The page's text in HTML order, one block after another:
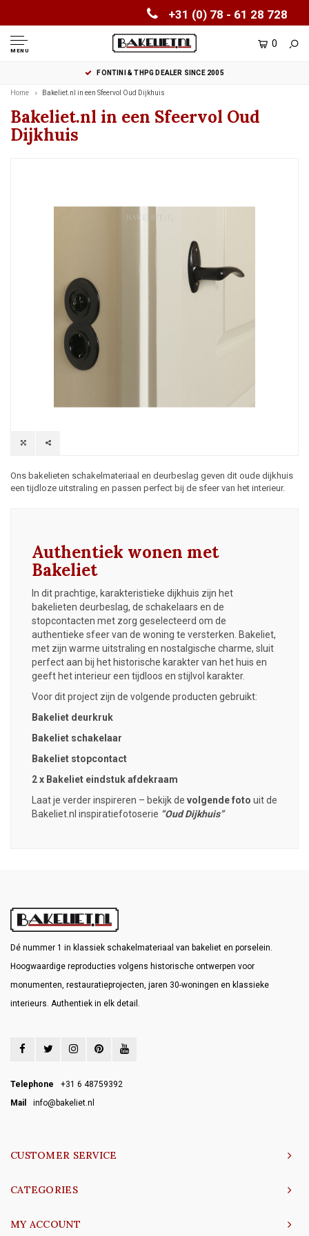
+31 (0) 78 - 61 28 728
MENU
0
FONTINI & THPG DEALER SINCE 2005
Home Bakeliet.nl in een Sfeervol Oud Dijkhuis
Bakeliet.nl in een Sfeervol Oud
Dijkhuis
Ons bakelieten schakelmateriaal en deurbeslag geven dit oude dijkhuis
een tijdloze uitstraling en passen perfect bij de sfeer van het interieur.
Authentiek wonen met
Bakeliet
In dit prachtige, karakteristieke dijkhuis zijn het
bakelieten deurbeslag, de schakelaars en de
stopcontacten met zorg geselecteerd om de
authentieke sfeer van de woning te versterken. Bakeliet,
met zijn warme uitstraling en nostalgische charme, sluit
perfect aan bij het historische karakter van het huis en
geeft het interieur een tijdloos en stijlvol karakter.
Voor dit project zijn de volgende producten gebruikt:
Bakeliet deurkruk
Bakeliet schakelaar
Bakeliet stopcontact
2 x Bakeliet eindstuk afdekraam
Laat je verder inspireren – bekijk de volgende foto uit de
Bakeliet.nl inspiratiefotoserie “Oud Dijkhuis”
Dé nummer 1 in klassiek schakelmateriaal van bakeliet en porselein.
Hoogwaardige reproducties volgens historische ontwerpen voor
monumenten, restauratieprojecten, jaren 30-woningen en klassieke
interieurs. Authentiek in elk detail.
Telephone
+31 6 48759392
Mail
info@bakeliet.nl
CUSTOMER SERVICE
CATEGORIES
MY ACCOUNT